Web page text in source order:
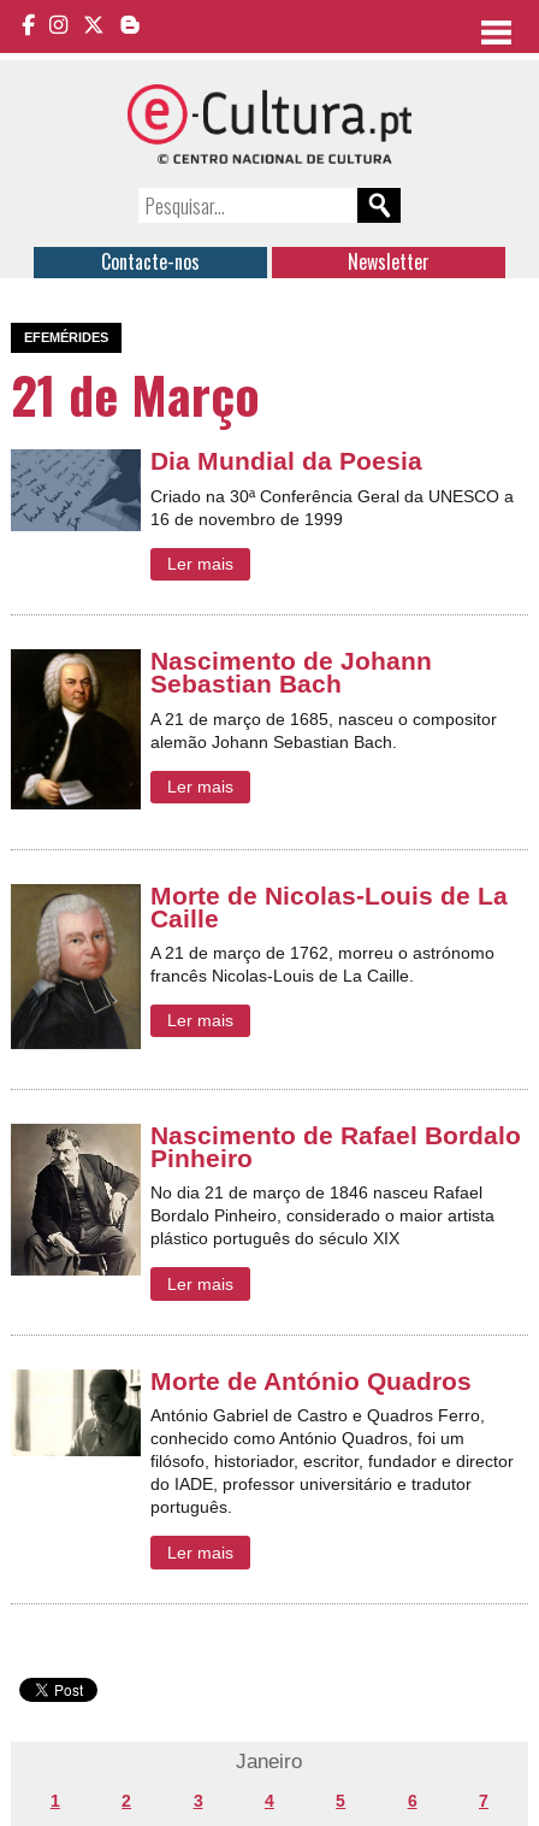
Contacte-nos Newsletter
EFEMÉRIDES
21 de Março
Dia Mundial da Poesia
Criado na 30ª Conferência Geral da UNESCO a
16 de novembro de 1999
Ler mais
Nascimento de Johann
Sebastian Bach
A 21 de março de 1685, nasceu o compositor
alemão Johann Sebastian Bach.
Ler mais
Morte de Nicolas-Louis de La
Caille
A 21 de março de 1762, morreu o astrónomo
francês Nicolas-Louis de La Caille.
Ler mais
Nascimento de Rafael Bordalo
Pinheiro
No dia 21 de março de 1846 nasceu Rafael
Bordalo Pinheiro,considerado o maior artista
plástico português do século XIX
Ler mais
Morte de António Quadros
António Gabriel de Castro e Quadros Ferro,
conhecido como António Quadros, foi um
filósofo, historiador, escritor, fundador e director
do IADE, professor universitário e tradutor
português.
Ler mais
Janeiro
1 2 3 4 5 6
7